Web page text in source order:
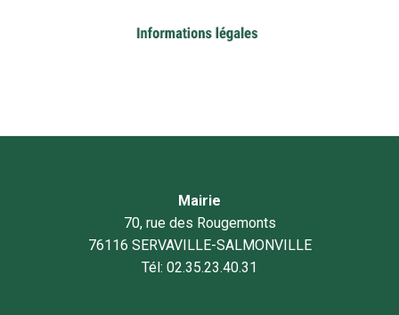
Mairie
70, rue des Rougemonts
76116 SERVAVILLE-SALMONVILLE
Tél: 02.35.23.40.31